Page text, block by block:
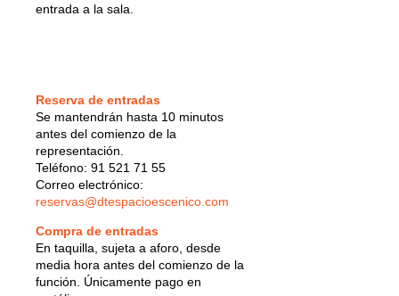
entrada a la sala.
Reserva de entradas
Se mantendrán hasta 10 minutos
antes del comienzo de la
representación.
Teléfono: 91 521 71 55
Correo electrónico:
reservas@dtespacioescenico.com
Compra de entradas
En taquilla, sujeta a aforo, desde
media hora antes del comienzo de la
función. Únicamente pago en